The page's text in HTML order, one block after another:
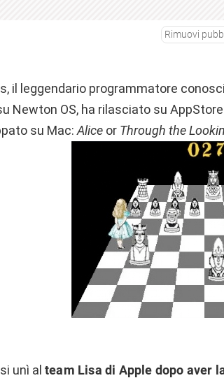
Rimuovi
il leggendario programmatore
Newton OS, ha rilasciato su
su Mac: Alice or Through the
unì al team Lisa di Apple dopo aver